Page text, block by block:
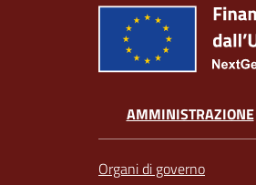
AMMINISTRAZIONE
Organi di governo